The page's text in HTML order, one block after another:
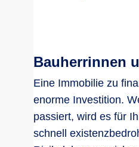
Bauherrinnen
Eine Immobilie zu
enorme Investition.
passiert, wird es für
schnell